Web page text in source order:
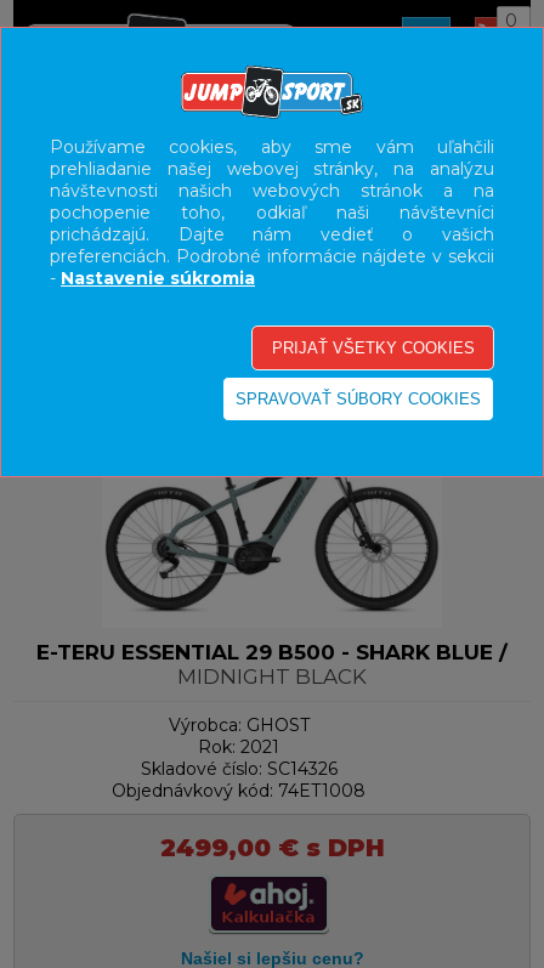
0
E-BIKE HORSKÉ HARDTAIL, PEVNÉ
UŽÍVATEĽSKÝ PANEL
KATEGÓRIE
VÝPREDAJ - VŠETKO
E-TERU ESSENTIAL 29 B500 - SHARK BLUE /
MIDNIGHT BLACK
Výrobca: GHOST
Rok: 2021
Skladové číslo: SC14326
Objednávkový kód: 74ET1008
2499,00 €s DPH
Používame cookies, aby sme vám uľahčili
prehliadanie našej webovej stránky, na analýzu
návštevnosti našich webových stránok a na
pochopenie toho, odkiaľ naši návštevníci
prichádzajú. Dajte nám vedieť o vašich
preferenciách. Podrobné informácie nájdete v sekcii
- Nastavenie súkromia